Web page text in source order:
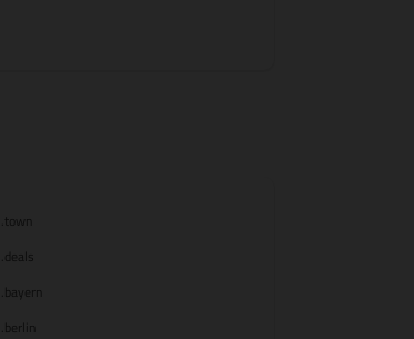
.town
.deals
.bayern
.berlin